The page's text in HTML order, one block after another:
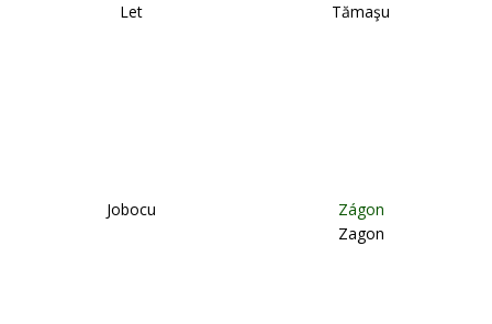
Let Tămaşu
Jobocu
Zágon
Zagon